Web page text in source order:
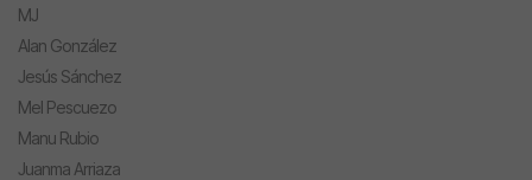
MJ
Alan González
Jesús Sánchez
Mel Pescuezo
Manu Rubio
Juanma Arriaza